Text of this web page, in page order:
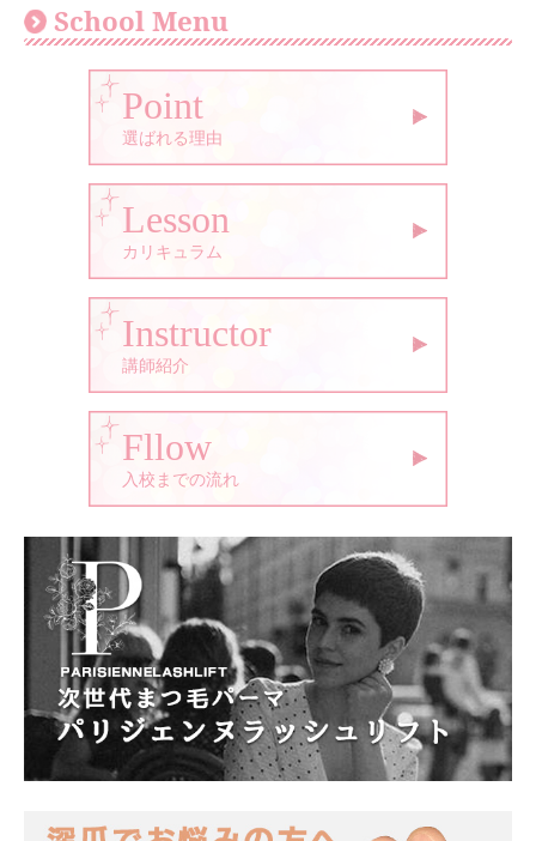
School Menu
Point
選ばれる理由
Lesson
カリキュラム
Instructor
講師紹介
Fllow
入校までの流れ